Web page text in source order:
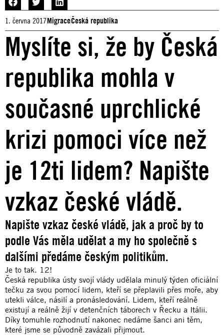
1. června 2017MigraceČeská republika
Myslíte si, že by Česká
republika mohla v
současné uprchlické
krizi pomoci více než
je 12ti lidem? Napište
vzkaz české vládě.
Napište vzkaz české vládě, jak a proč by to
podle Vás měla udělat a my ho společně s
dalšími předáme českým politikům.
Je to tak. 12!
Česká republika ústy svojí vlády udělala minulý týden oficiální
tečku za svou pomocí lidem, kteří se přeplavili přes moře, aby
utekli válce, násilí a pronásledování. Lidem, kteří reálně
existují a reálně žijí v detenčních táborech v Řecku a Itálii.
Díky tomuhle rozhodnutí nakonec nedáme šanci ani těm,
které jsme se původně zavázali přijmout.